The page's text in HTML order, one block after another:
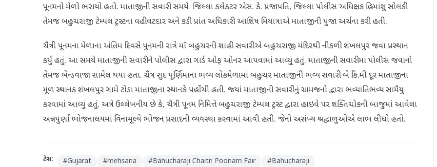
પૂનમનો મેળો ભરાયો હતો. માતાજીની સવારી સમયે જિલ્લા કલેકટર એસ. કે. પ્રજાપતિ, જિલ્લા પોલીસ અધિક્ષક હિમાંશુ સોલંકી
તેમજ બહુચરાજી ટેમ્પલ ટ્રસ્ટના વહીવટદાર અને કડી પ્રાંત અધિકારી આશિષ મિયાત્રાએ માતાજીની પુજા અર્ચના કરી હતી.
ચૈત્રી પૂનમના મેળાના અંતિમ દિવસે પુનમની રાત્રે માઁ બહુચરની શાહી સવારીએ બહુચરાજી મંદિરથી નીકળી શંખલપુર જવા પ્રસ્થાન
કર્યું હતું. આ સમયે માતાજીની સવારીને પોલીસ દ્વારા ગાર્ડ ઓફ ઓનર આપવામાં આવ્યુ્ં હતું. માતાજીની સવારીમાં પોલીસ જવાનો
તેમજ બેન્ડવાજા સામેલ થયા હતા. ચૈત્ર સુદ પૂર્ણિમાના ભવ્ય લોકમેળામાં બહુચર માતાજીની ભવ્ય સવારી બે કિ.મી દૂર માતાજીના
મૂળ સ્થાનક શંખલપુર ગામે ટોડા માતાજીના સ્થાનકે પહોંચી હતી. જયાં માતાજીની સવારીનું ગ્રામજનો દ્વારા ભવ્યાતિભવ્ય સામૈયુ
કરવામાં આવ્યું હતું. અત્રે ઉલ્લેખનીય છે કે, ચૈત્રી પૂનમ નિમિત્તે બહુચરાજી ટેમ્પલ ટ્રસ્ટ દ્વારા હાઇવે પર શક્તિચોકની બાજુમાં આવેલા
અન્નપુર્ણા ભોજનાલયમાં વિનામૂલ્યે ભોજન પ્રસાદની વ્યવસ્થા કરવામાં આવી હતી. જેનો અસંખ્ય શ્રદ્ધાળુઓએ લાભ લીધો હતો.
ટેગ્સ: #Gujarat #mehsana #Bahucharaji Chaitri Poonam Fair #Bahucharaji